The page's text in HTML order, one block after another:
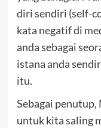
diri sendiri (self-
kata negatif di
anda sebagai
istana anda
itu.
Sebagai
untuk kita saling